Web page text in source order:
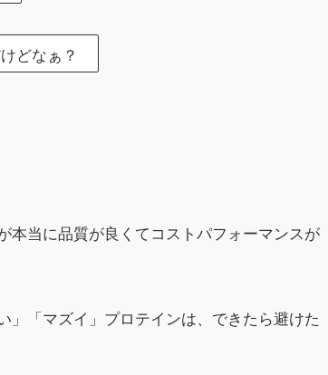
どなぁ？
本当に品質が良くてコストパフォーマンスが
「マズイ」プロテインは、できたら避けた